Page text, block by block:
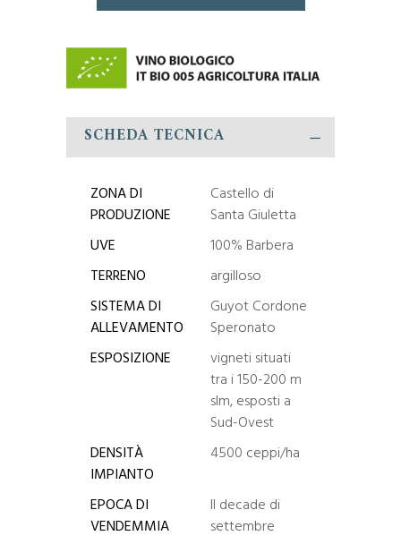
SCHEDA TECNICA
ZONA DI
PRODUZIONE
Castello di
Santa Giuletta
UVE
100% Barbera
TERRENO
argilloso
SISTEMA DI
ALLEVAMENTO
Guyot Cordone
Speronato
ESPOSIZIONE
vigneti situati
tra i 150-200 m
slm, esposti a
Sud-Ovest
DENSITÀ
IMPIANTO
4500 ceppi/ha
EPOCA DI
VENDEMMIA
II decade di
settembre